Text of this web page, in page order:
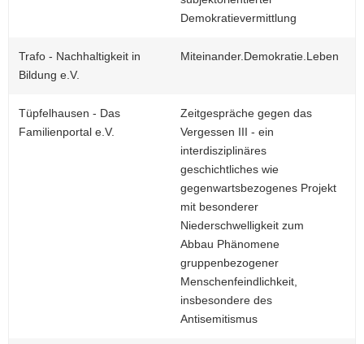
Demokratievermittlung
Trafo - Nachhaltigkeit in
Bildung e.V.
Miteinander.Demokratie.Leben
Tüpfelhausen - Das
Familienportal e.V.
Zeitgespräche gegen das
Vergessen III - ein
interdisziplinäres
geschichtliches wie
gegenwartsbezogenes Projekt
mit besonderer
Niederschwelligkeit zum
Abbau Phänomene
gruppenbezogener
Menschenfeindlichkeit,
insbesondere des
Antisemitismus